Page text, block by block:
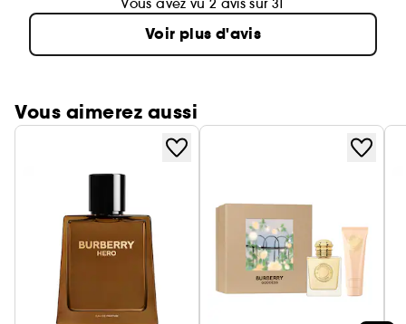
Vous avez vu 2 avis sur 31
Voir plus d'avis
Vous aimerez aussi